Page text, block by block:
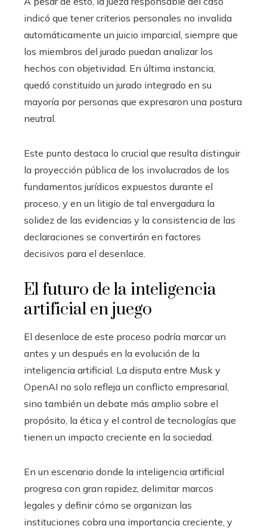
indicó que tener criterios personales no invalida
automáticamente un juicio imparcial, siempre que
los miembros del jurado puedan analizar los
hechos con objetividad. En última instancia,
quedó constituido un jurado integrado en su
mayoría por personas que expresaron una postura
neutral.
Este punto destaca lo crucial que resulta distinguir
la proyección pública de los involucrados de los
fundamentos jurídicos expuestos durante el
proceso, y en un litigio de tal envergadura la
solidez de las evidencias y la consistencia de las
declaraciones se convertirán en factores
decisivos para el desenlace.
El futuro de la inteligencia
artificial en juego
El desenlace de este proceso podría marcar un
antes y un después en la evolución de la
inteligencia artificial. La disputa entre Musk y
OpenAI no solo refleja un conflicto empresarial,
sino también un debate más amplio sobre el
propósito, la ética y el control de tecnologías que
tienen un impacto creciente en la sociedad.
En un escenario donde la inteligencia artificial
progresa con gran rapidez, delimitar marcos
legales y definir cómo se organizan las
instituciones cobra una importancia creciente, y